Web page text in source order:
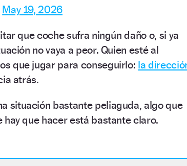
May 19, 2026
que coche sufra ningún daño o, si ya
no vaya a peor. Quien esté al
que jugar para conseguirlo: la
atrás.
situación bastante peliaguda, algo que
que hacer está bastante claro.